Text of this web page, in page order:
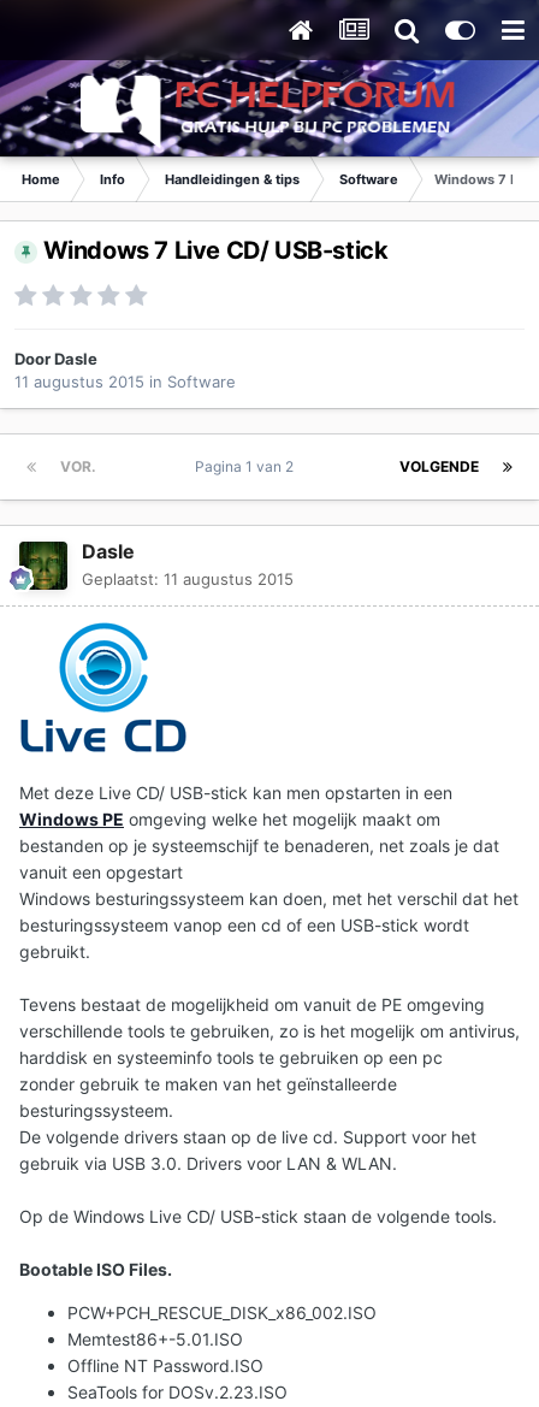
Home Info Handleidingen & tips Software Windows 7
Windows 7 Live CD/ USB-stick
DoorDasle
11 augustus 2015 in Software
VOR. VOLGENDE
Pagina 1 van 2
Dasle
Geplaatst: 11 augustus 2015
Met deze Live CD/ USB-stick kan men opstarten in een
Windows PE omgeving welke het mogelijk maakt om
bestanden op je systeemschijf te benaderen, net zoals je dat
vanuit een opgestart
Windows besturingssysteem kan doen, met het verschil dat het
besturingssysteem vanop een cd of een USB-stick wordt
gebruikt.
Tevens bestaat de mogelijkheid om vanuit de PE omgeving
verschillende tools te gebruiken, zo is het mogelijk om antivirus,
harddisk en systeeminfo tools te gebruiken op een pc
zonder gebruik te maken van het geïnstalleerde
besturingssysteem.
De volgende drivers staan op de live cd. Support voor het
gebruik via USB 3.0. Drivers voor LAN & WLAN.
Op de Windows Live CD/ USB-stick staan de volgende tools.
Bootable ISO Files.
PCW+PCH_RESCUE_DISK_x86_002.ISO
Memtest86+-5.01.ISO
Offline NT Password.ISO
SeaTools for DOSv.2.23.ISO